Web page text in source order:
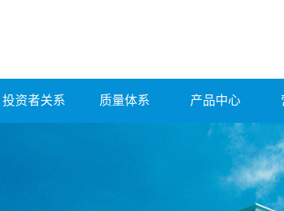
投资者关系 质量体系 产品中心
产品展示